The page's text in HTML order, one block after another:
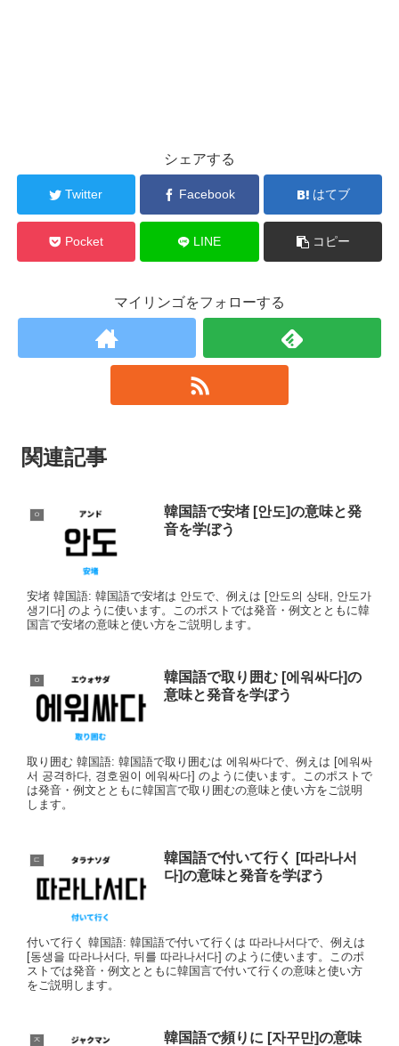
シェアする
Twitter Facebook はてブ
Pocket LINE コピー
マイリンゴをフォローする
関連記事
ㅇ
韓国語で安堵 [안도]の意味と発
音を学ぼう
安堵 韓国語: 韓国語で安堵は 안도で、例えは [안도의 상태, 안도가
생기다] のように使います。このポストでは発音・例文とともに韓
国言で安堵の意味と使い方をご説明します。
ㅇ
韓国語で取り囲む [에워싸다]の
意味と発音を学ぼう
取り囲む 韓国語: 韓国語で取り囲むは 에워싸다で、例えは [에워싸
서 공격하다, 경호원이 에워싸다] のように使います。このポストで
は発音・例文とともに韓国言で取り囲むの意味と使い方をご説明
します。
ㄷ
韓国語で付いて行く [따라나서
다]の意味と発音を学ぼう
付いて行く 韓国語: 韓国語で付いて行くは 따라나서다で、例えは
[동생을 따라나서다, 뒤를 따라나서다] のように使います。このポ
ストでは発音・例文とともに韓国言で付いて行くの意味と使い方
をご説明します。
ㅈ
韓国語で頻りに [자꾸만]の意味